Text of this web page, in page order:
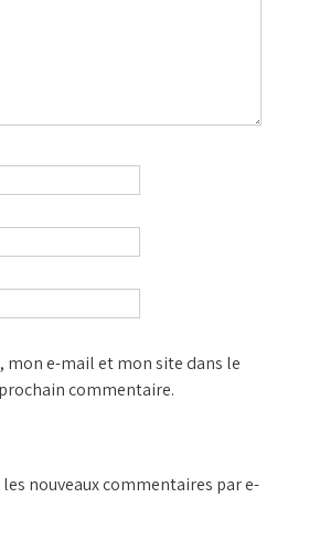
e-mail et mon site dans le
commentaire.
nouveaux commentaires par e-